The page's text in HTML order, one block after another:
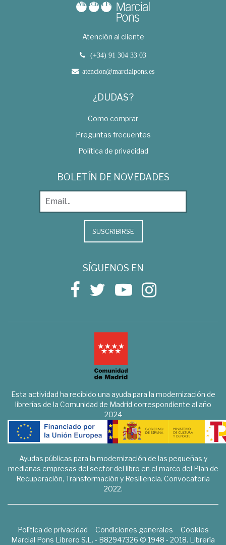
Atención al cliente
(+34) 91 304 33 03
atencion@marcialpons.es
¿DUDAS?
Como comprar
Preguntas frecuentes
Política de privacidad
BOLETÍN DE NOVEDADES
SUSCRIBIRSE
SÍGUENOS EN
Esta actividad ha recibido una ayuda para la modernización de
librerías de la Comunidad de Madrid correspondiente al año
2024
Ayudas públicas para la modernización de las pequeñas y
medianas empresas del sector del libro en el marco del Plan de
Recuperación, Transformación y Resiliencia. Convocatoria
2022.
Política de privacidad Condiciones generales
Cookies
Marcial Pons Librero S.L. - B82947326 © 1948 - 2018. Librería